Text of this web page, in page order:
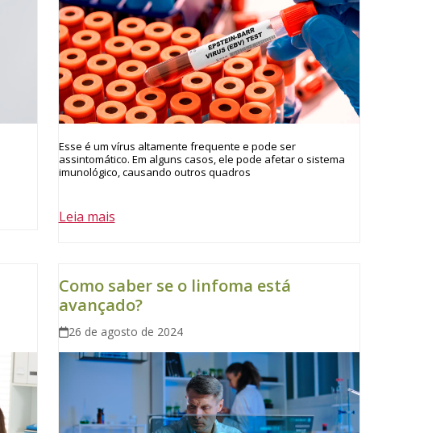
Esse é um vírus altamente frequente e pode ser
assintomático. Em alguns casos, ele pode afetar o sistema
imunológico, causando outros quadros
Leia mais
Como saber se o linfoma está
avançado?
26 de agosto de 2024